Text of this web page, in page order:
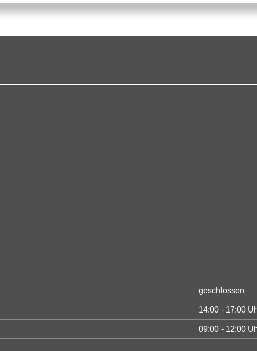
geschlossen
14:00 - 17:00
09:00 - 12:00